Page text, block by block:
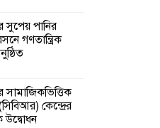
সুপেয় পানির
গণতান্ত্রিক
সামাজিকভিত্তিক
কেন্দ্রের
উদ্বোধন